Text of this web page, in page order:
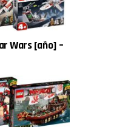
Wars [año] –